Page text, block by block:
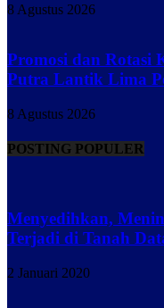
8 Agustus 2026
Promosi dan Rotasi
Putra Lantik Lima
8 Agustus 2026
POSTING POPULER
Menyedihkan,
Terjadi di Tanah
2 Januari 2020